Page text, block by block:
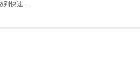
到快速...